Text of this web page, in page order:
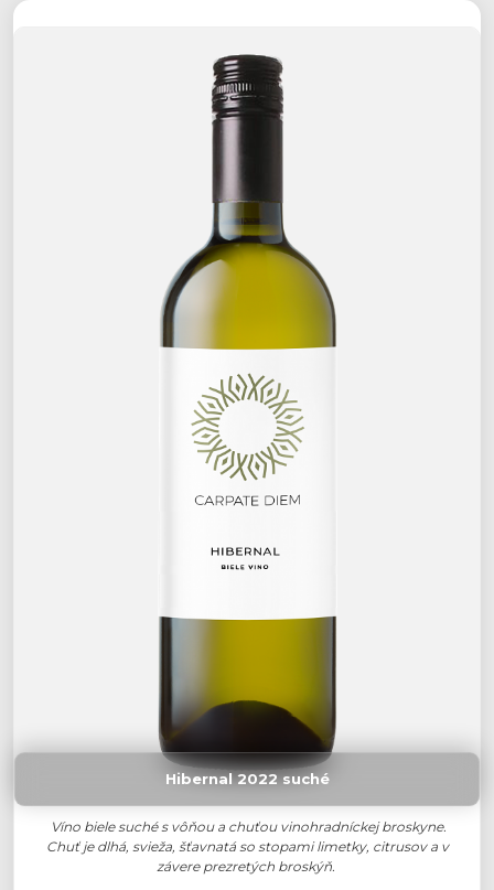
Hibernal 2022 suché
Víno biele suché s vôňou a chuťou vinohradníckej broskyne.
Chuť je dlhá, svieža, šťavnatá so stopami limetky, citrusov a v
závere prezretých broskýň.